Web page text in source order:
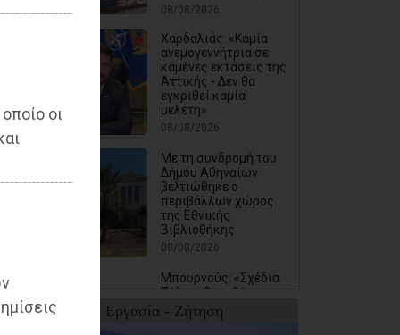
οι
08/08/2026
Χαρδαλιάς: «Καμία
ανεμογεννήτρια σε
καμένες εκτάσεις της
Αττικής - Δεν θα
εγκριθεί καμία
μελέτη»
08/08/2026
Με τη συνδρομή του
Δήμου Αθηναίων
βελτιώθηκε ο
περιβάλλων χώρος
της Εθνικής
Βιβλιοθήκης
08/08/2026
Μπουρνούς: «Σχέδια
Πόλης: Οι ευθύνες της
διοίκησης Τσεβά στον
καθορισμό των τιμών
Εργασία - Ζήτηση